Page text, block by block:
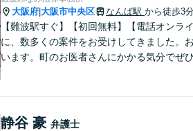
大阪府 大阪市中央区 なんば駅 から徒歩3
【難波駅すぐ】【初回無料】【電話オン
に、数多くの案件をお受けしてきました。
います。町のお医者さんにかかる気分でぜ
静谷 豪 弁護士